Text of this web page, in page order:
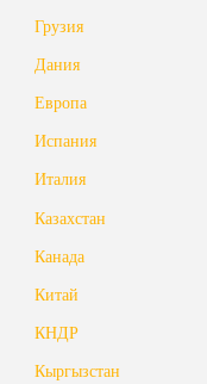
Грузия
Дания
Европа
Испания
Италия
Казахстан
Канада
Китай
КНДР
Кыргызстан